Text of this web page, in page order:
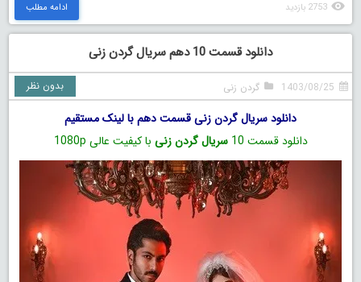
2753 بازدید ادامه مطلب
دانلود قسمت 10 دهم سریال گردن زنی
1403/08/25 گردن زنی بدون نظر
دانلود سریال گردن زنی قسمت دهم با لینک مستقیم
دانلود قسمت 10
سریال گردن زنی با کیفیت عالی 1080p